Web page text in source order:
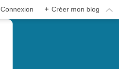
Connexion + Créer mon blog